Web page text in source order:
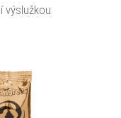
výslužkou